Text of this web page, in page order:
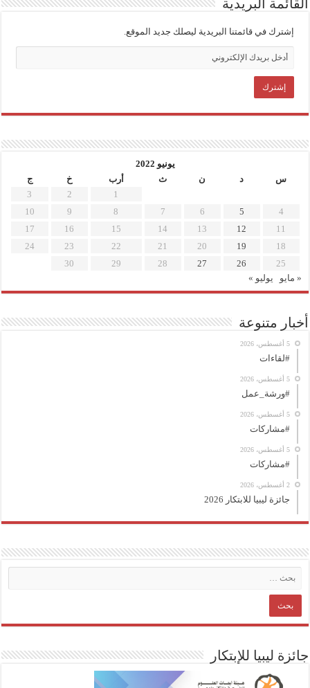
القائمة البريدية
إشترك في قائمتنا البريدية ليصلك جديد الموقع.
يونيو 2022
س
د ن ث أرب خ
ج
1
2
3
4
5
6
7
8
9
10
11
12
13
14
15
16
17
18
19
20
21
22
23
24
25
26
27
28
29
30
« مايو
يوليو »
أخبار متنوعة
5 أغسطس، 2026
#لقاءات
5 أغسطس، 2026
#ورشة_عمل
5 أغسطس، 2026
#مشاركات
5 أغسطس، 2026
#مشاركات
2 أغسطس، 2026
جائزة ليبيا للابتكار 2026
جائزة ليبيا للإبتكار